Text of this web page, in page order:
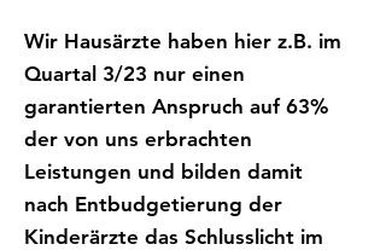
Wir Hausärzte haben hier z.B. im
Quartal 3/23 nur einen
garantierten Anspruch auf 63%
der von uns erbrachten
Leistungen und bilden damit
nach Entbudgetierung der
Kinderärzte das Schlusslicht im